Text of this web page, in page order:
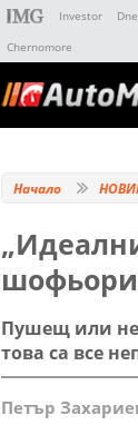
Investor
Chernomore
Начало
Пушещ или
това са все
Петър